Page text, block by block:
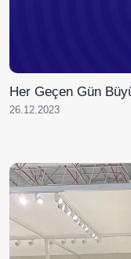
Her Geçen Gün
26.12.2023